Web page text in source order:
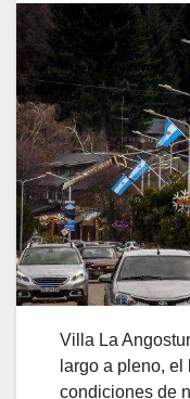
Villa La
largo a pleno,
condiciones de